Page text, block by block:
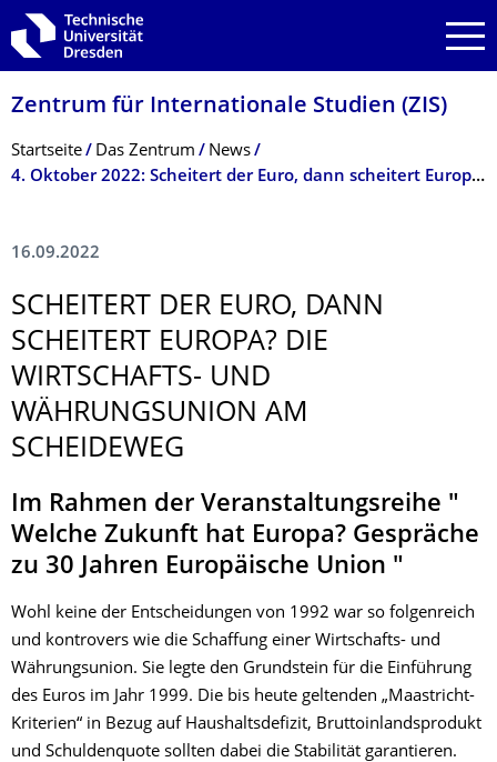
Zur Hauptnavigation springen
Zur Suche springen
Zum Inhalt springen
Zentrum für Internationale Studien (ZIS)
Breadcrumb-Menü
Startseite Das Zentrum
News
4. Oktober 2022: Scheitert der Euro, dann scheitert Europa? Die Wirtschafts- und Währungsunion am Scheideweg
16.09.2022
SCHEITERT DER EURO, DANN
SCHEITERT EUROPA? DIE
WIRTSCHAFTS- UND
WÄHRUNGSUNION AM
SCHEIDEWEG
Im Rahmen der Veranstaltungsreihe "
Welche Zukunft hat Europa? Gespräche
zu 30 Jahren Europäische Union "
Wohl keine der Entscheidungen von 1992 war so folgenreich
und kontrovers wie die Schaffung einer Wirtschafts- und
Währungsunion. Sie legte den Grundstein für die Einführung
des Euros im Jahr 1999. Die bis heute geltenden „Maastricht-
Kriterien“ in Bezug auf Haushaltsdefizit, Bruttoinlandsprodukt
und Schuldenquote sollten dabei die Stabilität garantieren.